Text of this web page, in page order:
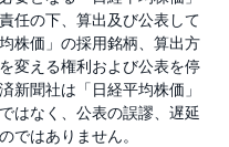
任の下、算出及び公表して
株価」の採用銘柄、算出方
変える権利および公表を停
新聞社は「日経平均株価」
はなく、公表の誤謬、遅延
ではありません。